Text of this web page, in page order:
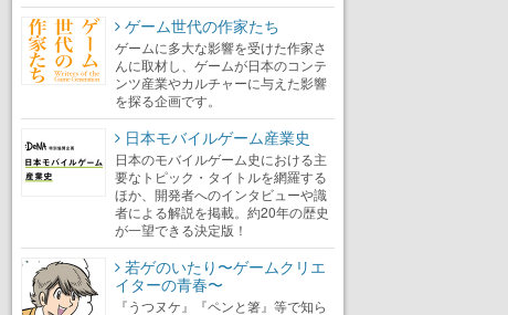
ゲーム世代の作家たち
ゲームに多大な影響を受けた作家さ
んに取材し、ゲームが日本のコンテ
ンツ産業やカルチャーに与えた影響
を探る企画です。
日本モバイルゲーム産業史
日本のモバイルゲーム史における主
要なトピック・タイトルを網羅する
ほか、開発者へのインタビューや識
者による解説を掲載。約20年の歴史
が一望できる決定版！
若ゲのいたり〜ゲームクリエ
イターの青春〜
『うつヌケ』『ペンと箸』等で知ら